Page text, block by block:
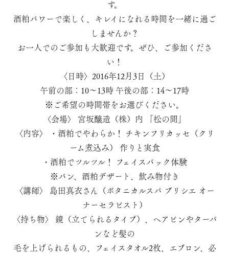
す。
酒粕パワーで楽しく、キレイになれる時間を一緒に過ご
しませんか？
お一人でのご参加も大歓迎です。ぜひ、ご参加くださ
い！
〈日時〉2016年12月3日（土）
午前の部：10〜13時 午後の部：14〜17時
※ご希望の時間帯をお選びください。
〈会場〉 宮坂醸造（株）内 「松の間」
〈内容〉 ・酒粕でやわらか！ チキンフリカッセ（クリ
ーム煮込み） 作りと実食
・酒粕でツルツル！ フェイスパック体験
※パン、酒粕デザート、飲み物付き
〈講師〉 島田真衣さん（ボタニカルスパ ブリシエ オー
ナーセラピスト）
〈持ち物〉 鏡（立てられるタイプ）、ヘアピンやターバ
ンなど髪の
毛を上げられるもの、フェイスタオル2枚、エプロン、必